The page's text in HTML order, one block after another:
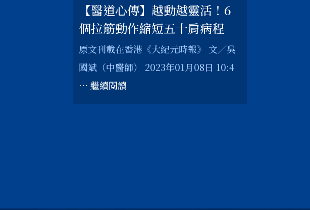
【醫道心傳】越動越靈活！6
個拉筋動作縮短五十肩病程
原文刊載在香港《大紀元時報》 文／吳
國斌（中醫師） 2023年01月08日 10:4
… 繼續閱讀